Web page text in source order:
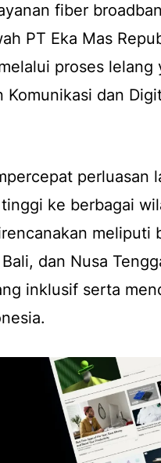
fiber
PT Eka Mas
proses lelang
dan
perluasan
ke berbagai
meliputi
dan Nusa
inklusif serta